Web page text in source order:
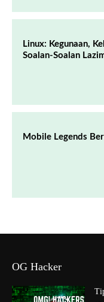
Linux: Kegunaan,
Soalan-Soalan
Mobile Legends
OG Hacker